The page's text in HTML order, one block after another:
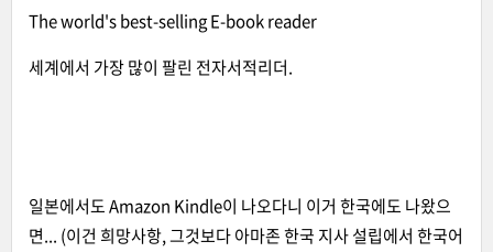
The world's best-selling E-book reader
세계에서 가장 많이 팔린 전자서적리더.
일본에서도 Amazon Kindle이 나오다니 이거 한국에도 나왔으
면... (이건 희망사항, 그것보다 아마존 한국 지사 설립에서 한국어